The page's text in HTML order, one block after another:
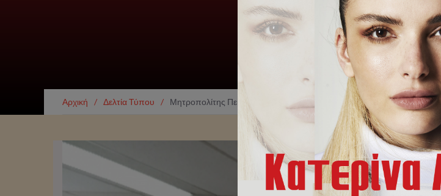
Αρχική / Δελτία Τύπου / Μητροπολίτης Πειραιώς: «Μιμείστε τον Πανάγιον Θεόν, ο οποίος είναι